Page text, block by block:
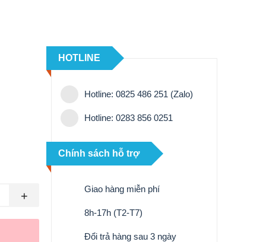
+
HOTLINE
Hotline: 0825 486 251 (Zalo)
Hotline: 0283 856 0251
Chính sách hỗ trợ
Giao hàng miễn phí
8h-17h (T2-T7)
Đổi trả hàng sau 3 ngày